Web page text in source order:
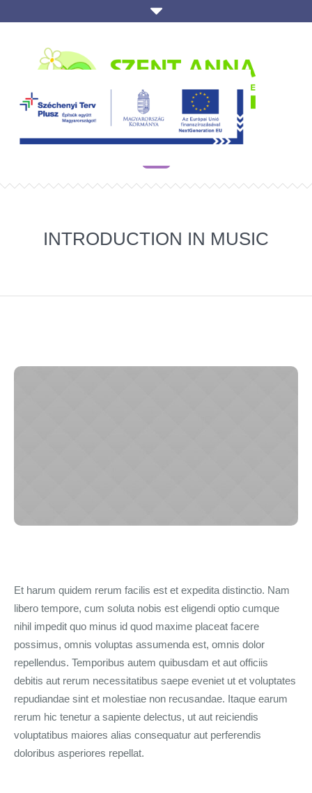
INTRODUCTION IN MUSIC
Et harum quidem rerum facilis est et expedita distinctio. Nam
libero tempore, cum soluta nobis est eligendi optio cumque
nihil impedit quo minus id quod maxime placeat facere
possimus, omnis voluptas assumenda est, omnis dolor
repellendus. Temporibus autem quibusdam et aut officiis
debitis aut rerum necessitatibus saepe eveniet ut et voluptates
repudiandae sint et molestiae non recusandae. Itaque earum
rerum hic tenetur a sapiente delectus, ut aut reiciendis
voluptatibus maiores alias consequatur aut perferendis
doloribus asperiores repellat.